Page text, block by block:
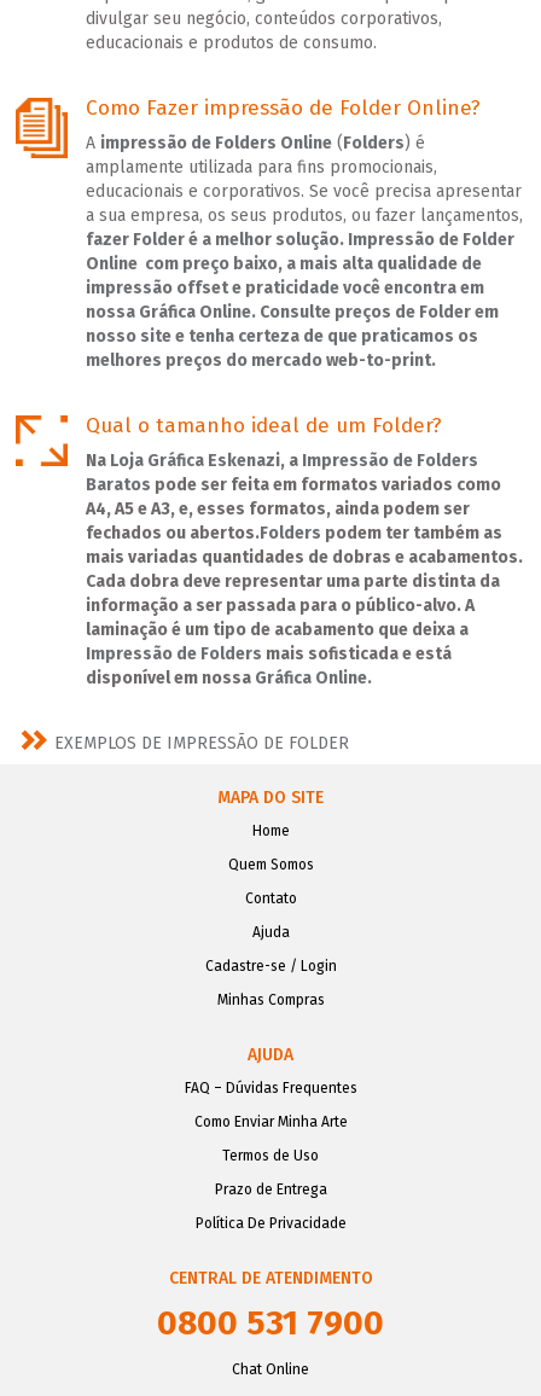
divulgar seu negócio, conteúdos corporativos,
educacionais e produtos de consumo.
Como Fazer impressão de Folder Online?
A impressão de Folders Online(Folders) é
amplamente utilizada para fins promocionais,
educacionais e corporativos. Se você precisa apresentar
a sua empresa, os seus produtos, ou fazer lançamentos,
fazer Folder é a melhor solução. Impressão de Folder
Online com preço baixo, a mais alta qualidade de
impressão offset e praticidade você encontra em
nossa Gráfica Online. Consulte preços de Folderem
nosso site e tenha certeza de que praticamos os
melhores preços do mercado web-to-print.
Qual o tamanho ideal de um Folder?
Na Loja Gráfica Eskenazi, a Impressão de Folders
Baratos pode ser feita em formatos variados como
A4, A5 e A3, e, esses formatos, ainda podem ser
fechados ou abertos.Folders podem ter também as
mais variadas quantidades de dobras e acabamentos.
Cada dobra deve representar uma parte distinta da
informação a ser passada para o público-alvo. A
laminação é um tipo de acabamento que deixa a
Impressão de Folders mais sofisticada e está
disponível em nossa Gráfica Online.
EXEMPLOS DE IMPRESSÃO DE FOLDER
MAPA DO SITE
Home
Quem Somos
Contato
Ajuda
Cadastre-se / Login
Minhas Compras
AJUDA
FAQ – Dúvidas Frequentes
Como Enviar Minha Arte
Termos de Uso
Prazo de Entrega
Política De Privacidade
CENTRAL DE ATENDIMENTO
0800 531 7900
Chat Online